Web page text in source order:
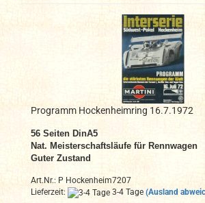
Programm Hockenheimring 16.7.1972
56 Seiten DinA5
Nat. Meisterschaftsläufe für Rennwagen
Guter Zustand
Art.Nr.: P Hockenheim7207
Lieferzeit:
3-4 Tage (Ausland